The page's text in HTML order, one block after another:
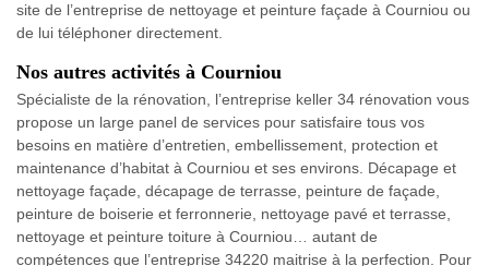
site de l’entreprise de nettoyage et peinture façade à Courniou ou
de lui téléphoner directement.
Nos autres activités à Courniou
Spécialiste de la rénovation, l’entreprise keller 34 rénovation vous
propose un large panel de services pour satisfaire tous vos
besoins en matière d’entretien, embellissement, protection et
maintenance d’habitat à Courniou et ses environs. Décapage et
nettoyage façade, décapage de terrasse, peinture de façade,
peinture de boiserie et ferronnerie, nettoyage pavé et terrasse,
nettoyage et peinture toiture à Courniou… autant de
compétences que l’entreprise 34220 maitrise à la perfection. Pour